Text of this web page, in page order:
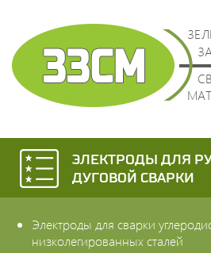
Электроды для
дуговой сварки
Электроды для сварки
низколегированных сталей